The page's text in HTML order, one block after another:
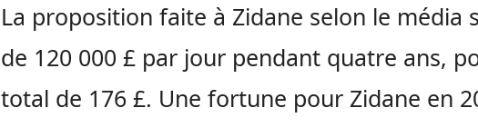
La proposition faite à Zidane selon le média
de 120 000 £ par jour pendant quatre ans,
total de 176 £. Une fortune pour Zidane en